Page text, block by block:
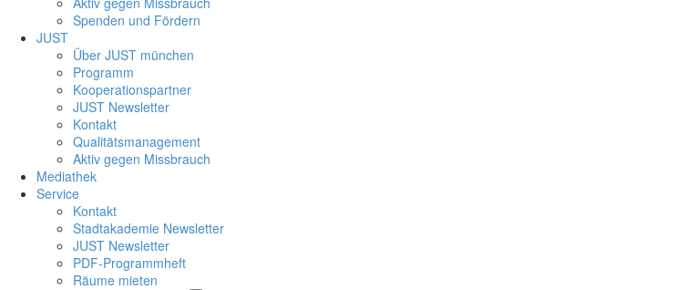
Spenden und Fördern
JUST
Über JUST münchen
Programm
Kooperationspartner
JUST Newsletter
Kontakt
Qualitätsmanagement
Aktiv gegen Missbrauch
Mediathek
Service
Kontakt
Stadtakademie Newsletter
JUST Newsletter
PDF-Programmheft
Räume mieten